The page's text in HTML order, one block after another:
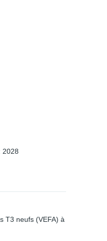
2028
T3 neufs (VEFA) à